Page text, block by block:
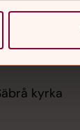
kyrka